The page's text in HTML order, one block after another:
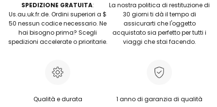
SPEDIZIONE GRATUITA:
Us.au.uk.fr.de. Ordini superiori a $
50 nessun codice necessario. Ne
hai bisogno prima? Scegli
spedizioni accelerate o prioritarie.
La nostra politica di restituzione di
30 giorni ti dà il tempo di
assicurarti che l'oggetto
acquistato sia perfetto per tutti i
viaggi che stai facendo.
Qualità e durata
1 anno di garanzia di qualità